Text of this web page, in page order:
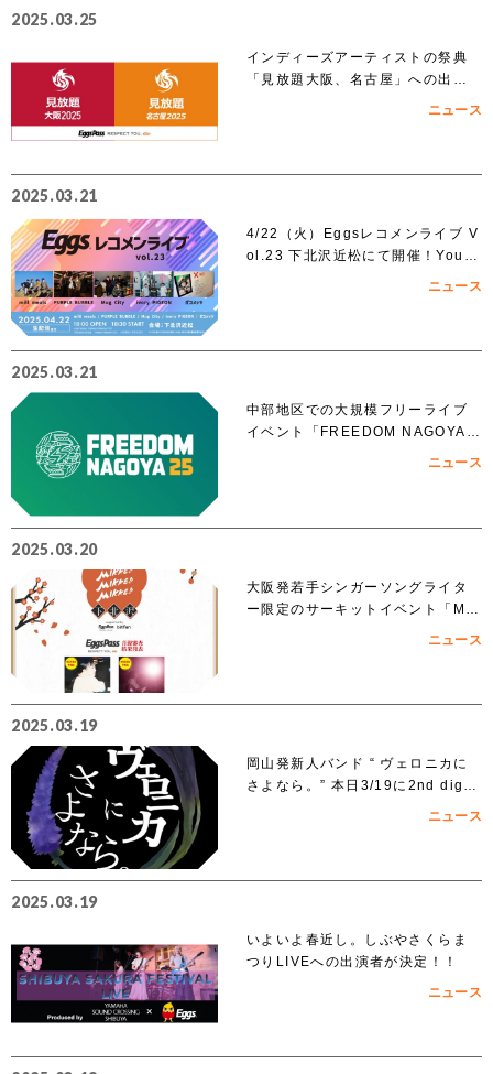
2025.03.25
インディーズアーティストの祭典
「見放題大阪、名古屋」への出演
ニュース
2025.03.21
4/22（火）Eggsレコメンライブ V
ol.23 下北沢近松にて開催！YouT
ニュース
2025.03.21
中部地区での大規模フリーライブ
イベント「FREEDOM NAGOYA 2
ニュース
2025.03.20
大阪発若手シンガーソングライタ
ー限定のサーキットイベント「MIK
ニュース
2025.03.19
岡山発新人バンド “ ヴェロニカに
さよなら。” 本日3/19に2nd digit
ニュース
2025.03.19
いよいよ春近し。しぶやさくらま
つりLIVEへの出演者が決定！！
ニュース